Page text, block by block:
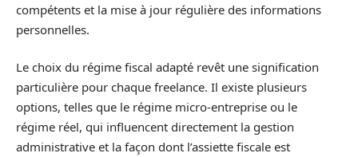
compétents et la mise à jour régulière des informations
personnelles.
Le choix du régime fiscal adapté revêt une signification
particulière pour chaque freelance. Il existe plusieurs
options, telles que le régime micro-entreprise ou le
régime réel, qui influencent directement la gestion
administrative et la façon dont l’assiette fiscale est